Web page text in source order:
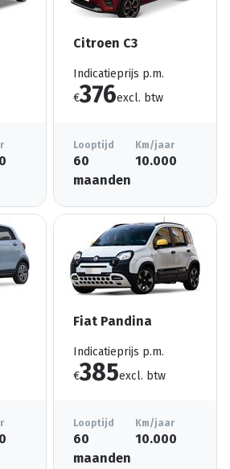
Citroen C3
Indicatieprijs p.m.
€376excl. btw
Looptijd
60
maanden
Km/jaar
10.000
Fiat Pandina
Indicatieprijs p.m.
€385excl. btw
Looptijd
60
maanden
Km/jaar
10.000